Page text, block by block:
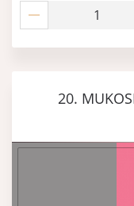
20.